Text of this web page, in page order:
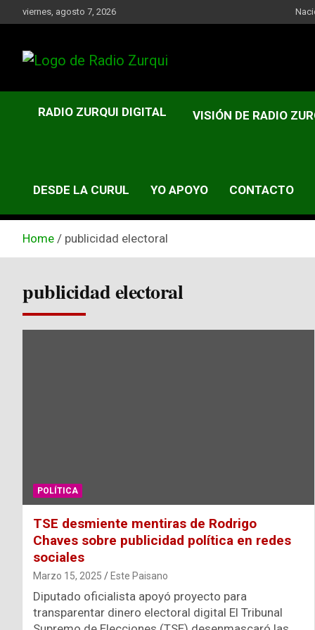
to
viernes, agosto 7, 2026
Radio Zurqui
RADIO ZURQUI DIGITAL VISIÓN DE RADIO
DESDE LA CURUL YO APOYO CONTACTO
Home publicidad electoral
publicidad electoral
POLÍTICA
TSE desmiente mentiras de Rodrigo
Chaves sobre publicidad política en redes
sociales
Marzo 15, 2025 Este Paisano
Diputado oficialista apoyó proyecto para
transparentar dinero electoral digital El Tribunal